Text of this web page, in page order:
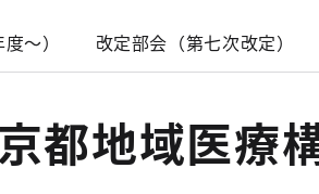
～） 改定部会（第七次改定）
都地域医療